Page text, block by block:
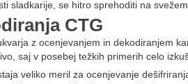
sladkarije, se hitro sprehoditi na
CTG
z ocenjevanjem in dekodiranjem
saj v posebej težkih primerih celo
veliko meril za ocenjevanje